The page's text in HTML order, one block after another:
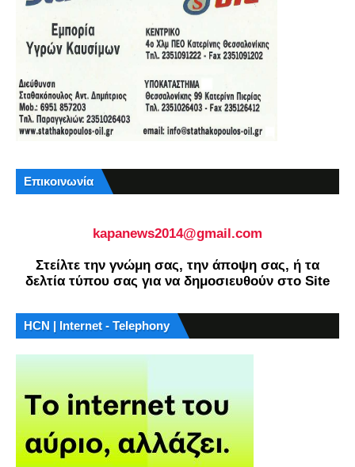
Επικοινωνία
kapanews2014@gmail.com
Στείλτε την γνώμη σας, την άποψη σας, ή τα
δελτία τύπου σας για να δημοσιευθούν στο Site
HCN | Internet - Telephony